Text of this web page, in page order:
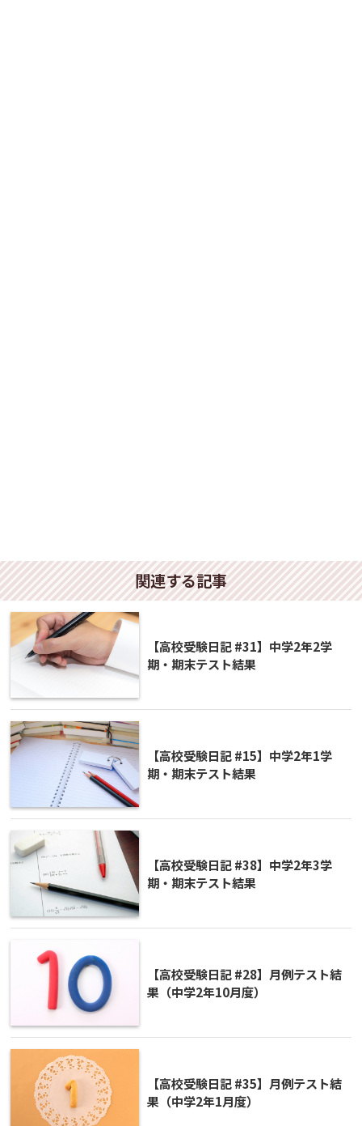
関連する記事
【高校受験日記 #31】中学2年2学
期・期末テスト結果
【高校受験日記 #15】中学2年1学
期・期末テスト結果
【高校受験日記 #38】中学2年3学
期・期末テスト結果
【高校受験日記 #28】月例テスト結
果（中学2年10月度）
【高校受験日記 #35】月例テスト結
果（中学2年1月度）